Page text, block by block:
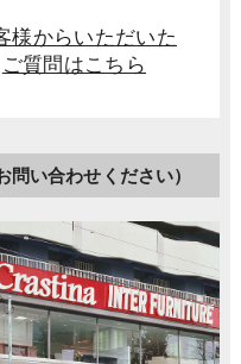
様からいただいた
ご質問はこちら
い合わせください）